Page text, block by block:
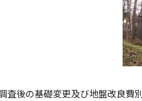
査後の基礎変更及び地盤改良費